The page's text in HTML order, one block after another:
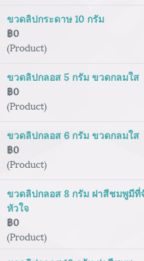
ขวดลิปกระดาษ 10 กรัม
฿0
(Product)
ขวดลิปกลอส 5 กรัม ขวดกลมใส
฿0
(Product)
ขวดลิปกลอส 6 กรัม ขวดกลมใส
฿0
(Product)
ขวดลิปกลอส 8 กรัม ฝาสีชมพูมีที่
หัวใจ
฿0
(Product)